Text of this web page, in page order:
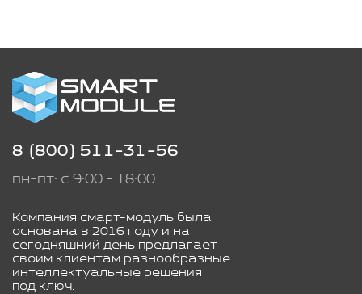
8 (800) 511-31-56
пн-пт: с 9:00 - 18:00
Компания смарт-модуль была
основана в 2016 году и на
сегодняшний день предлагает
своим клиентам разнообразные
интеллектуальные решения
под ключ.